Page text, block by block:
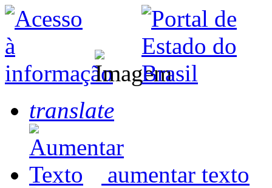
translate
aumentar texto